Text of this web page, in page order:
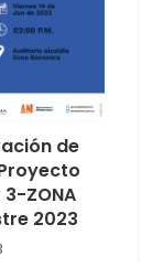
de
ZONA
2023